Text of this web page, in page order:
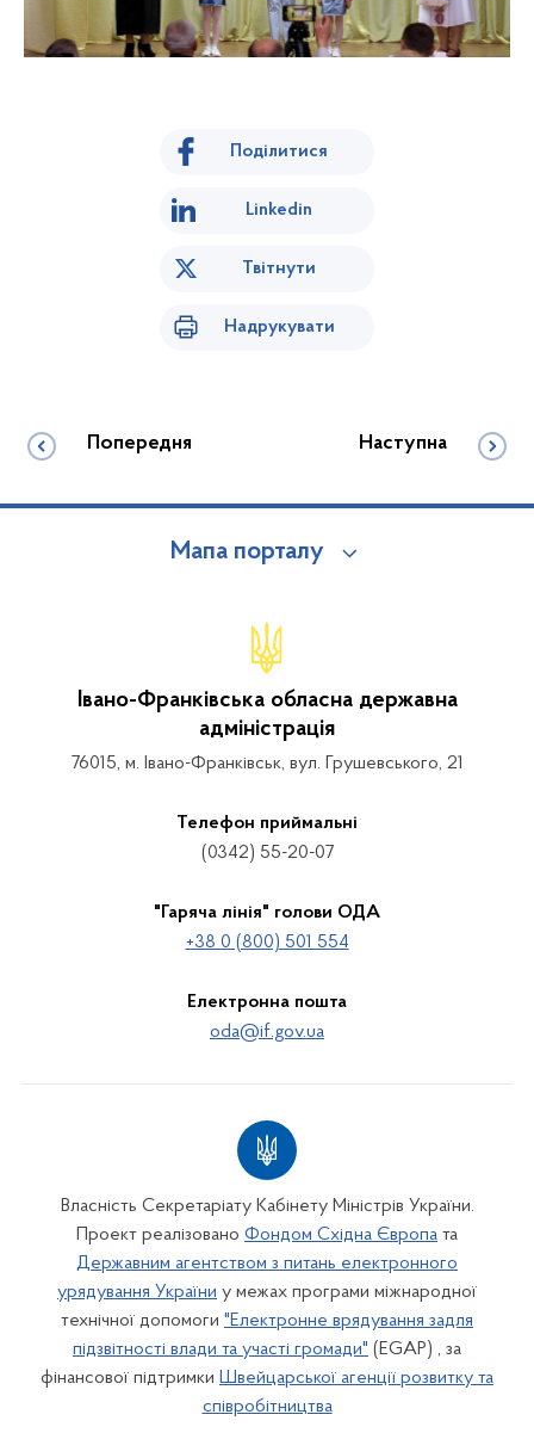
Поділитися
Linkedin
Твітнути
Надрукувати
Попередня Наступна
Мапа порталу
Івано-Франківська обласна державна
адміністрація
76015, м. Івано-Франківськ, вул. Грушевського, 21
Телефон приймальні
(0342) 55-20-07
"Гаряча лінія" голови ОДА
+38 0 (800) 501 554
Електронна пошта
oda@if.gov.ua
Власність Секретаріату Кабінету Міністрів України.
Проект реалізовано Фондом Східна Європа та
Державним агентством з питань електронного
урядування України у межах програми міжнародної
технічної допомоги "Електронне врядування задля
підзвітності влади та участі громади" (EGAP) , за
фінансової підтримки Швейцарської агенції розвитку та
співробітництва